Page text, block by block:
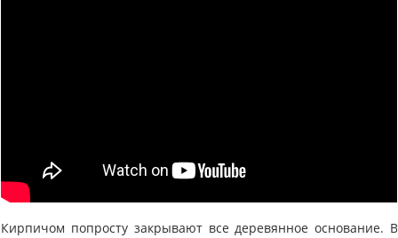
Кирпичом попросту закрывают все деревянное основание. В